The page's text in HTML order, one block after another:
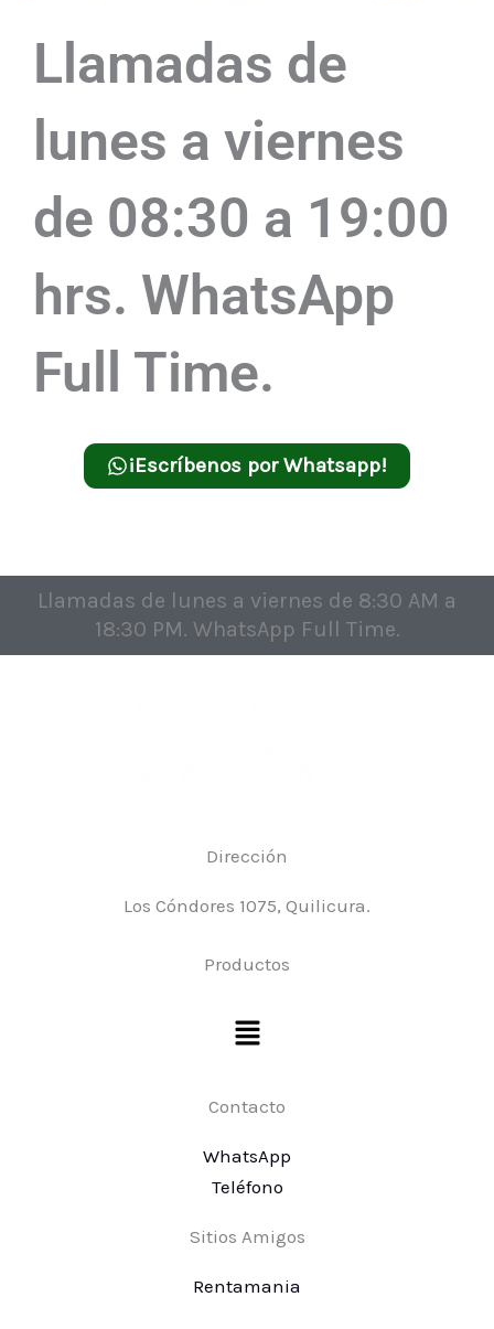
Llamadas de
lunes a viernes
de 08:30 a 19:00
hrs. WhatsApp
Full Time.
¡Escríbenos por Whatsapp!
Llamadas de lunes a viernes de 8:30 AM a
18:30 PM. WhatsApp Full Time.
Dirección
Los Cóndores 1075, Quilicura.
Productos
Menú
Contacto
WhatsApp
Teléfono
Sitios Amigos
Rentamania